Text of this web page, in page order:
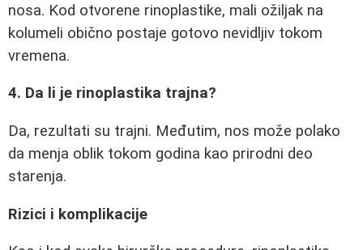
nosa. Kod otvorene rinoplastike, mali ožiljak na
kolumeli obično postaje gotovo nevidljiv tokom
vremena.
4. Da li je rinoplastika trajna?
Da, rezultati su trajni. Međutim, nos može polako
da menja oblik tokom godina kao prirodni deo
starenja.
Rizici i komplikacije